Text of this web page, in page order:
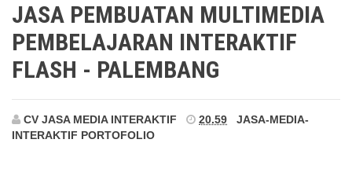
JASA PEMBUATAN MULTIMEDIA
PEMBELAJARAN INTERAKTIF
FLASH - PALEMBANG
CV JASA MEDIA INTERAKTIF 20.59
JASA-MEDIA-
INTERAKTIF PORTOFOLIO